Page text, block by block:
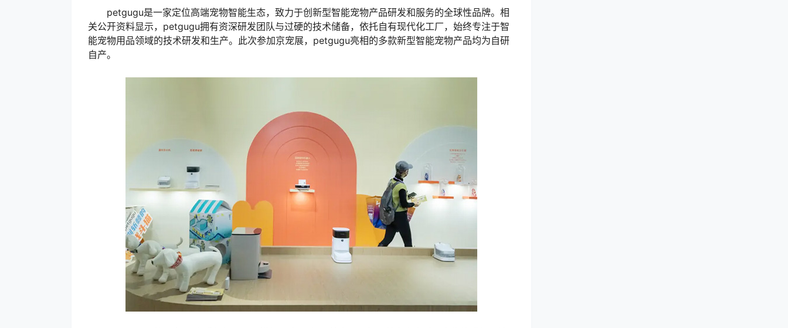
petgugu是一家定位高端宠物智能生态，致力于创新型智能宠物产品研发和服务的全球性品牌。相
关公开资料显示，petgugu拥有资深研发团队与过硬的技术储备，依托自有现代化工厂，始终专注于智
能宠物用品领域的技术研发和生产。此次参加京宠展，petgugu亮相的多款新型智能宠物产品均为自研
自产。